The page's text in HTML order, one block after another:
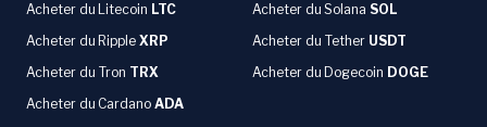
Acheter du Litecoin LTC Acheter du Solana SOL
Acheter du Ripple XRP Acheter du Tether USDT
Acheter du Tron TRX Acheter du Dogecoin DOGE
Acheter du Cardano ADA